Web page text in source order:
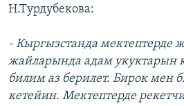
Н.Турдубекова:
- Кыргызстанда мектептерде
жайларында адам укуктарын
билим аз берилет. Бирок мен
кетейин. Мектептерде